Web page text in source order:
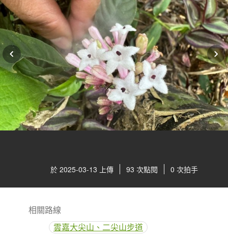
於 2025-03-13 上傳 93 次點閱 0 次拍手
相關路線
雲嘉大尖山、二尖山步道